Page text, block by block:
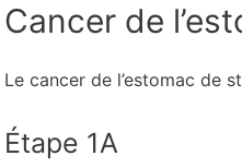
Cancer de
Le cancer de l’estomac de
Étape 1A